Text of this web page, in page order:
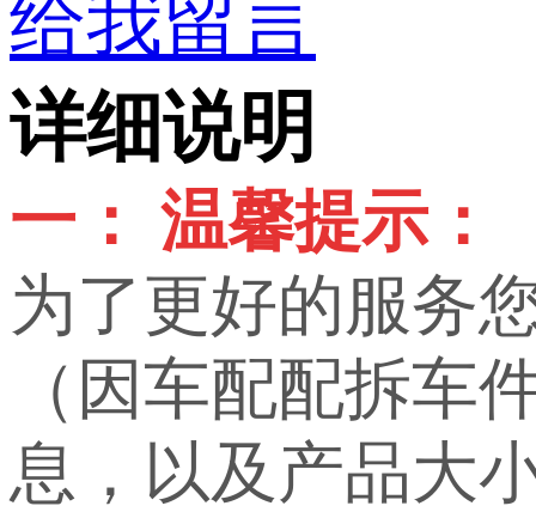
给我留言
详细说明
一： 温馨提示：
为了更好的服务
（因车配配拆车
息，以及产品大